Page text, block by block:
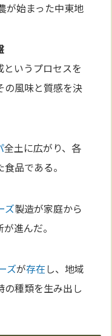
が始まった中東地
というプロセスを
の風味と質感を決
全土に広がり、各
品である。
ズ製造が家庭から
が進んだ。
ズが存在し、地域
の種類を生み出し